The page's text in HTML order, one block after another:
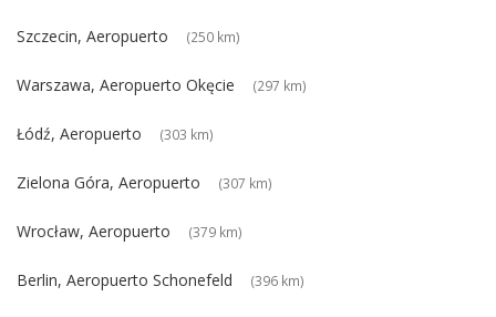
Szczecin, Aeropuerto (250 km)
Warszawa, Aeropuerto Okęcie (297 km)
Łódź, Aeropuerto (303 km)
Zielona Góra, Aeropuerto (307 km)
Wrocław, Aeropuerto (379 km)
Berlin, Aeropuerto Schonefeld (396 km)